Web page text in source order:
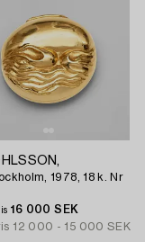
1978, 18 k. Nr
16 000 SEK
12 000 - 15 000 SEK